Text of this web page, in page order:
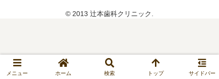
© 2013 辻本歯科クリニック.
メニュー ホーム 検索 トップ サイドバー